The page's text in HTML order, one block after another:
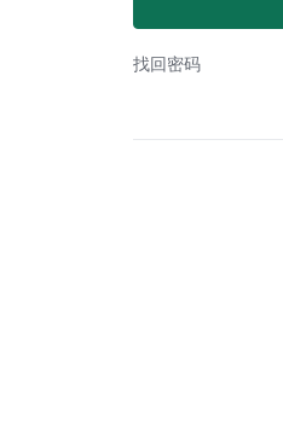
找回密码